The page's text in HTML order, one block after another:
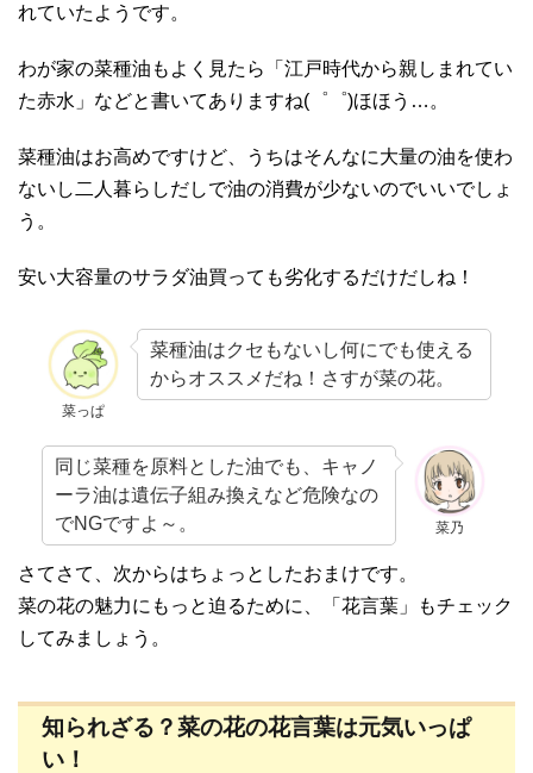
れていたようです。
わが家の菜種油もよく見たら「江戸時代から親しまれてい
た赤水」などと書いてありますね(゜゜)ほほう…。
菜種油はお高めですけど、うちはそんなに大量の油を使わ
ないし二人暮らしだしで油の消費が少ないのでいいでしょ
う。
安い大容量のサラダ油買っても劣化するだけだしね！
菜っぱ
菜種油はクセもないし何にでも使える
からオススメだね！さすが菜の花。
菜乃
同じ菜種を原料とした油でも、キャノ
ーラ油は遺伝子組み換えなど危険なの
でNGですよ～。
さてさて、次からはちょっとしたおまけです。
菜の花の魅力にもっと迫るために、「花言葉」もチェック
してみましょう。
知られざる？菜の花の花言葉は元気いっぱ
い！